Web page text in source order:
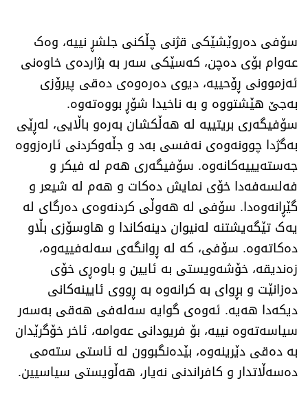
سۆفی دەروێشێکی قژنی چڵکنی جلشڕ نییە، وەک
عەوام بۆی دەچن، کەسێکی سەر بە بژاردەی خاوەنی
ئەزموونی ڕۆحییە، دیوی دەرەوەی دەقی پیرۆزی
بەجێ هێشتووە و بە ناخیدا شۆڕ بووەتەوە.
سۆفیگەری بریتییە لە هەڵکشان بەرەو باڵایی، لەڕێی
بەگژدا چوونەوەی نەفسی بەد و جڵەوکردنی ئارەزووە
جەستەیییەکانەوە. سۆفیگەری هەم لە فیکر و
فەلسەفەدا خۆی نمایش دەکات و هەم لە شیعر و
گێڕانەوەدا. سۆفی لە هەوڵی کردنەوەی دەرگای لە
یەک تێگەیشتنە لەنیوان دینەکاندا و هاوسۆزی بڵاو
دەکاتەوە. سۆفی، کە لە ڕوانگەی سەلەفییەوە،
زەندیقە، خۆشەویستی بە ئایین و باوەڕی خۆی
دەزانێت و بڕوای بە کرانەوە بە ڕووی ئایینەکانی
دیکەدا هەیە. ئەوەی گوایە سەلەفی هەقی بەسەر
سیاسەتەوە نییە، بۆ فریودانی عەوامە، ئاخر خۆگرێدان
بە دەقی دێرینەوە، بێدەنگبوون لە ئاستی ستەمی
دەسەڵاتدار و کافراندنی نەیار، هەڵویستی سیاسیین.